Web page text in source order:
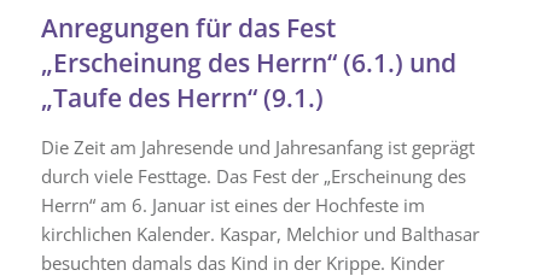
Anregungen für das Fest
„Erscheinung des Herrn“ (6.1.) und
„Taufe des Herrn“ (9.1.)
Die Zeit am Jahresende und Jahresanfang ist geprägt
durch viele Festtage. Das Fest der „Erscheinung des
Herrn“ am 6. Januar ist eines der Hochfeste im
kirchlichen Kalender. Kaspar, Melchior und Balthasar
besuchten damals das Kind in der Krippe. Kinder